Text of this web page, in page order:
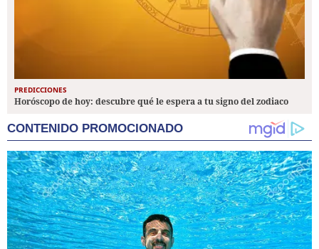
PREDICCIONES
Horóscopo de hoy: descubre qué le espera a tu signo del zodiaco
CONTENIDO PROMOCIONADO